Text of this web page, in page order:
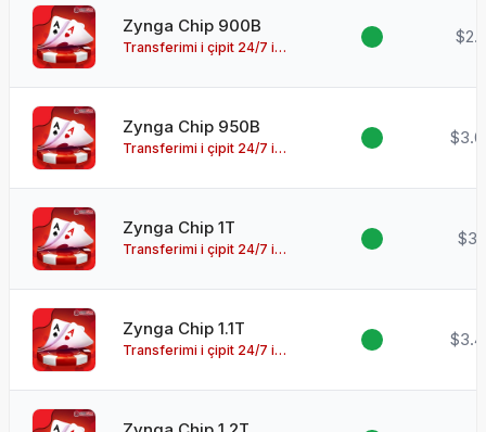
Zynga Chip 900B
Transferimi i çipit 24/7 i
Zynga Chip 950B
Transferimi i çipit 24/7 i
Zynga Chip 1T
Transferimi i çipit 24/7 i
Zynga Chip 1.1T
Transferimi i çipit 24/7 i